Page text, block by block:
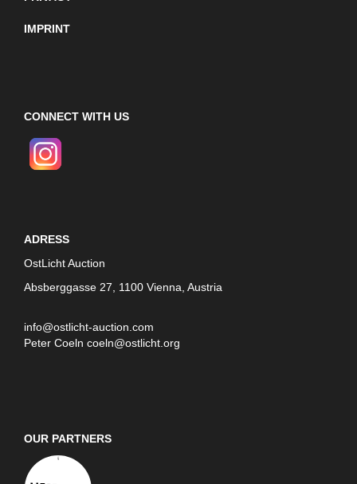
IMPRINT
CONNECT WITH US
ADRESS
OstLicht Auction
Absberggasse 27, 1100 Vienna, Austria
info@ostlicht-auction.com
Peter Coeln coeln@ostlicht.org
OUR PARTNERS